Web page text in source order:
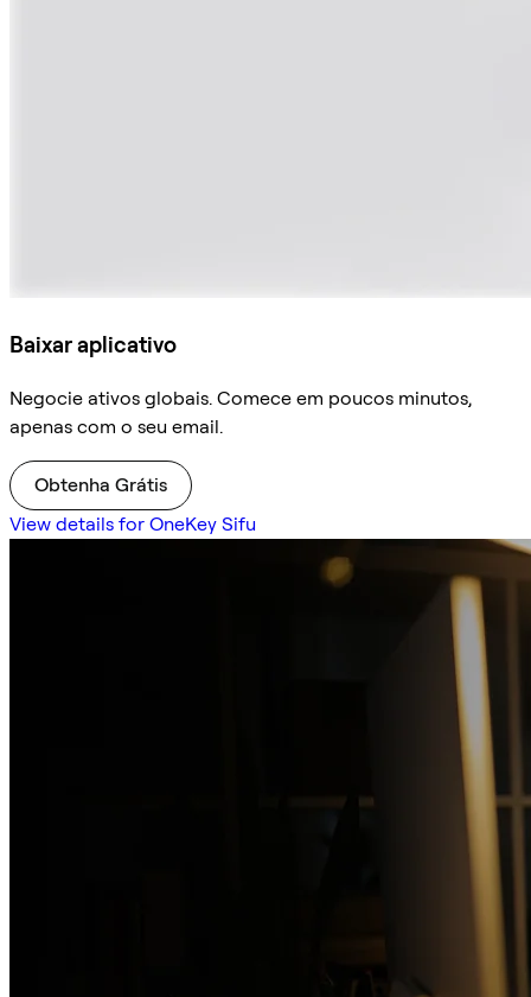
Baixar aplicativo
Negocie ativos globais. Comece em poucos minutos,
apenas com o seu email.
Obtenha Grátis
View details for OneKey Sifu